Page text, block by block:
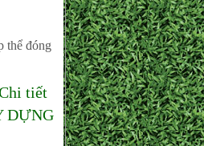
thể đóng
tiết
DỰNG